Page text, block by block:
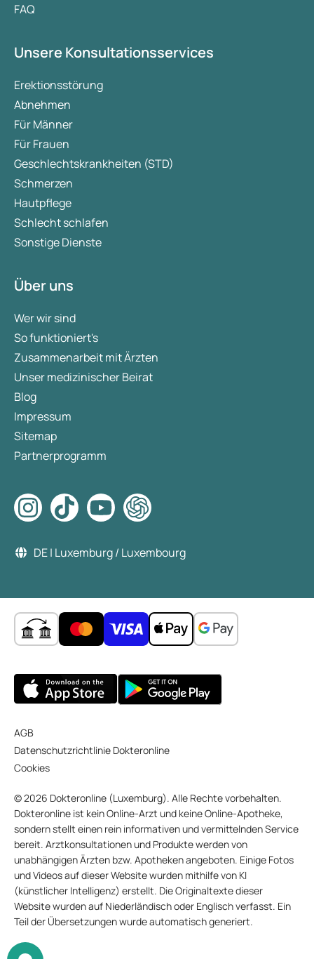
FAQ
Unsere Konsultationsservices
Erektionsstörung
Abnehmen
Für Männer
Für Frauen
Geschlechtskrankheiten (STD)
Schmerzen
Hautpflege
Schlecht schlafen
Sonstige Dienste
Über uns
Wer wir sind
So funktioniert's
Zusammenarbeit mit Ärzten
Unser medizinischer Beirat
Blog
Impressum
Sitemap
Partnerprogramm
DE | Luxemburg / Luxembourg
AGB
Datenschutzrichtlinie Dokteronline
Cookies
© 2026 Dokteronline (Luxemburg). Alle Rechte vorbehalten.
Dokteronline ist kein Online-Arzt und keine Online-Apotheke,
sondern stellt einen rein informativen und vermittelnden Service
bereit. Arztkonsultationen und Produkte werden von
unabhängigen Ärzten bzw. Apotheken angeboten. Einige Fotos
und Videos auf dieser Website wurden mithilfe von KI
(künstlicher Intelligenz) erstellt. Die Originaltexte dieser
Website wurden auf Niederländisch oder Englisch verfasst. Ein
Teil der Übersetzungen wurde automatisch generiert.